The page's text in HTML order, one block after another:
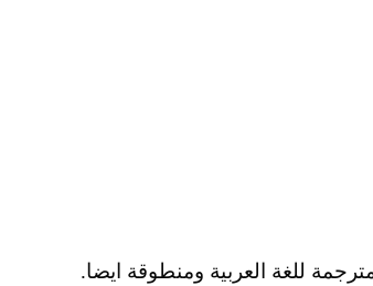
للغة العربية ومنطوقة ايضا.